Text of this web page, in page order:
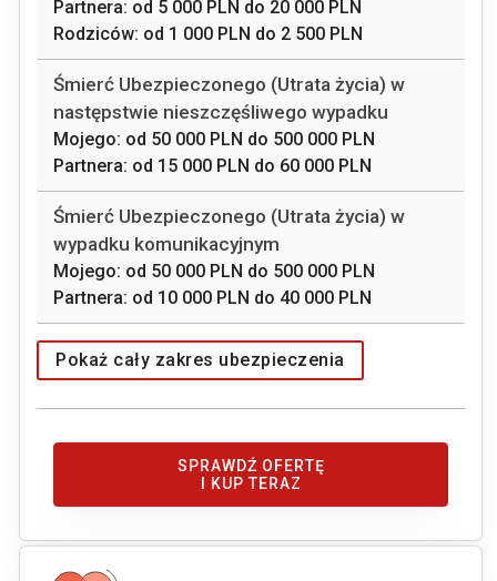
Partnera: od 5 000 PLN do 20 000 PLN
Rodziców: od 1 000 PLN do 2 500 PLN
Śmierć Ubezpieczonego (Utrata życia) w
następstwie nieszczęśliwego wypadku
Mojego: od 50 000 PLN do 500 000 PLN
Partnera: od 15 000 PLN do 60 000 PLN
Śmierć Ubezpieczonego (Utrata życia) w
wypadku komunikacyjnym
Mojego: od 50 000 PLN do 500 000 PLN
Partnera: od 10 000 PLN do 40 000 PLN
Pokaż cały zakres ubezpieczenia
SPRAWDŹ OFERTĘ
I KUP TERAZ